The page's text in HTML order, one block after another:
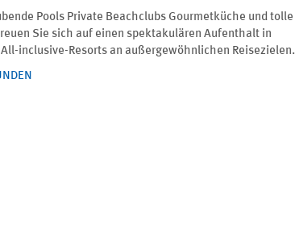
Pools Private Beachclubs Gourmetküche und tolle
Sie sich auf einen spektakulären Aufenthalt in
inclusive-Resorts an außergewöhnlichen Reisezielen.